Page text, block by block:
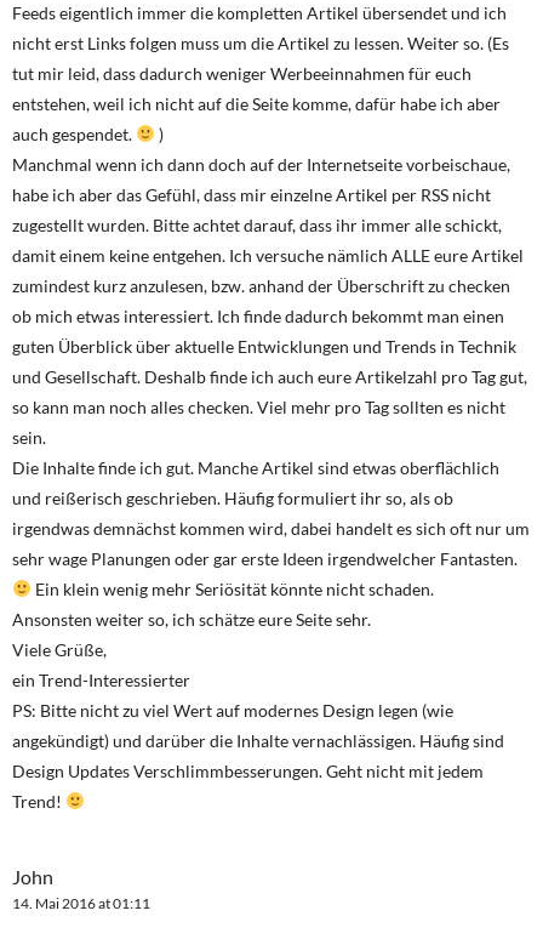
Feeds eigentlich immer die kompletten Artikel übersendet und ich
nicht erst Links folgen muss um die Artikel zu lessen. Weiter so. (Es
tut mir leid, dass dadurch weniger Werbeeinnahmen für euch
entstehen, weil ich nicht auf die Seite komme, dafür habe ich aber
auch gespendet.
)
Manchmal wenn ich dann doch auf der Internetseite vorbeischaue,
habe ich aber das Gefühl, dass mir einzelne Artikel per RSS nicht
zugestellt wurden. Bitte achtet darauf, dass ihr immer alle schickt,
damit einem keine entgehen. Ich versuche nämlich ALLE eure Artikel
zumindest kurz anzulesen, bzw. anhand der Überschrift zu checken
ob mich etwas interessiert. Ich finde dadurch bekommt man einen
guten Überblick über aktuelle Entwicklungen und Trends in Technik
und Gesellschaft. Deshalb finde ich auch eure Artikelzahl pro Tag gut,
so kann man noch alles checken. Viel mehr pro Tag sollten es nicht
sein.
Die Inhalte finde ich gut. Manche Artikel sind etwas oberflächlich
und reißerisch geschrieben. Häufig formuliert ihr so, als ob
irgendwas demnächst kommen wird, dabei handelt es sich oft nur um
sehr wage Planungen oder gar erste Ideen irgendwelcher Fantasten.
Ein klein wenig mehr Seriösität könnte nicht schaden.
Ansonsten weiter so, ich schätze eure Seite sehr.
Viele Grüße,
ein Trend-Interessierter
PS: Bitte nicht zu viel Wert auf modernes Design legen (wie
angekündigt) und darüber die Inhalte vernachlässigen. Häufig sind
Design Updates Verschlimmbesserungen. Geht nicht mit jedem
Trend!
John
14. Mai 2016 at 01:11